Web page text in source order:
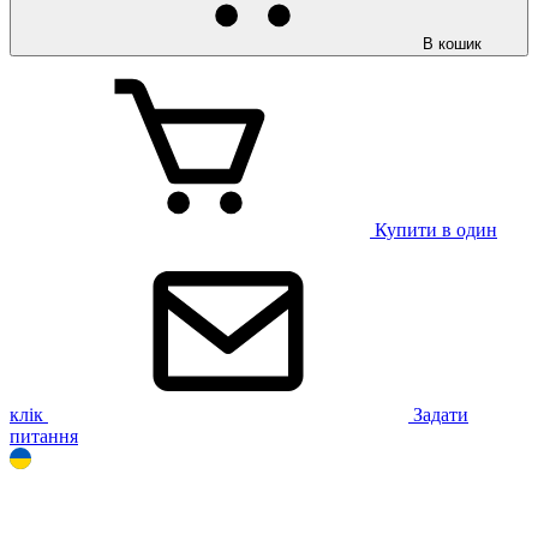
В кошик
Купити в один
клік
Задати
питання